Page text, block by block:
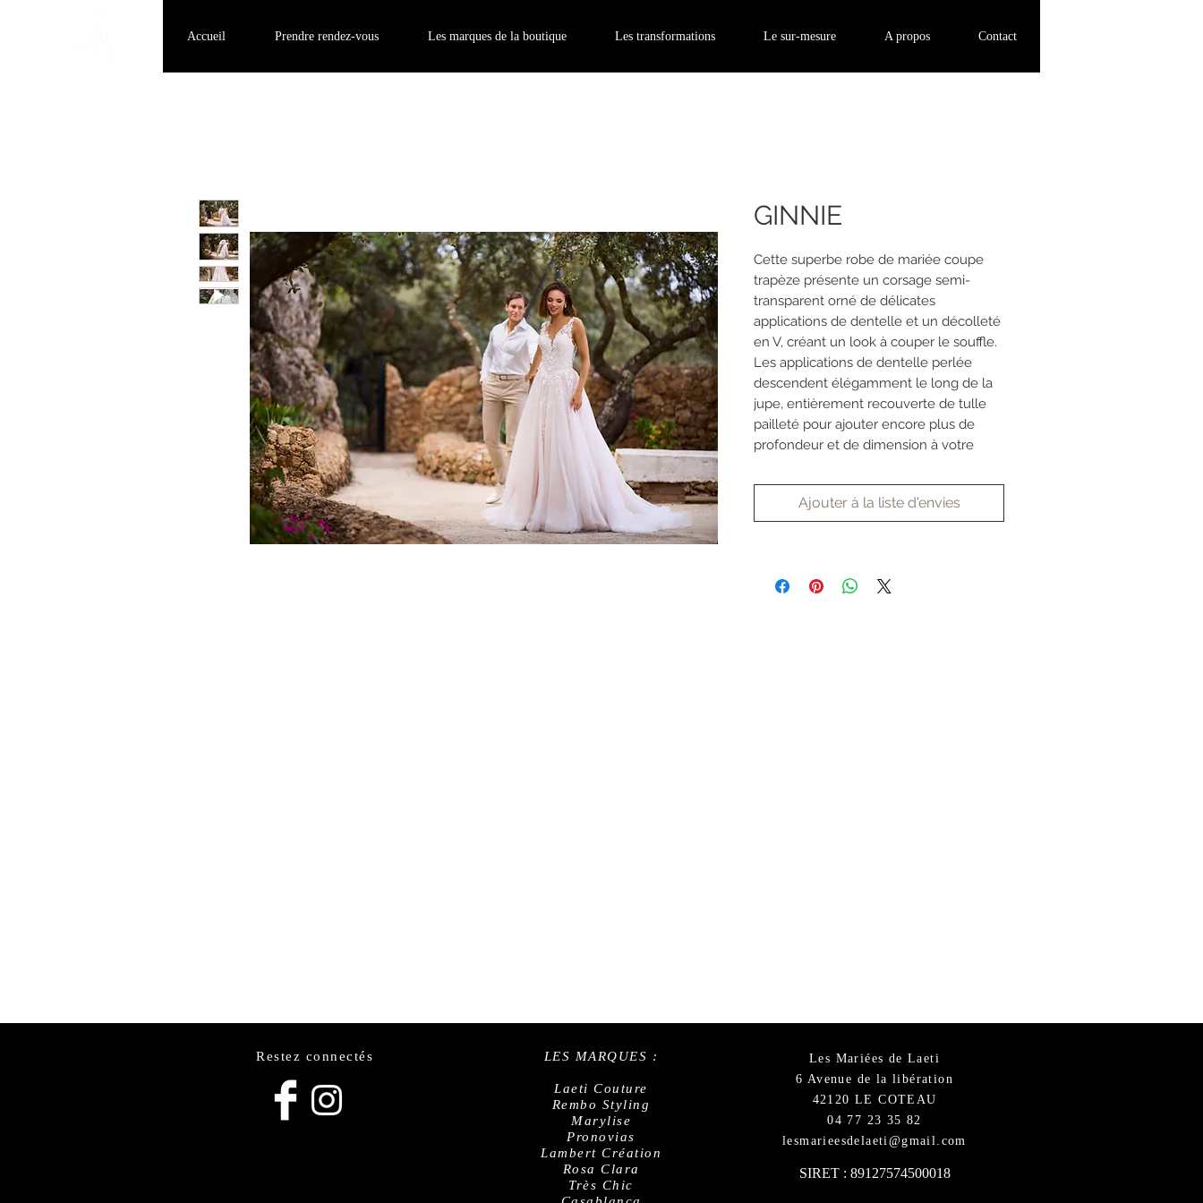
Accueil Prendre rendez-vous Les marques de la boutique Les transformations Le sur-mesure A propos Contact
GINNIE
Cette superbe robe de mariée coupe
trapèze présente un corsage semi-
transparent orné de délicates
applications de dentelle et un décolleté
en V, créant un look à couper le souffle.
Les applications de dentelle perlée
descendent élégamment le long de la
jupe, entièrement recouverte de tulle
pailleté pour ajouter encore plus de
profondeur et de dimension à votre
Elle s'adaptera parfaitement à votre
morphologie grâce au service sur-
tarif.
Ajouter à la liste d'envies
Restez connectés LES MARQUES :
Laeti Couture
Rembo Styling
Marylise
Pronovias
Lambert Création
Rosa Clara
Très Chic
Les Mariées de Laeti
6 Avenue de la libération
42120 LE COTEAU
04 77 23 35 82
lesmarieesdelaeti@gmail.com
SIRET : 89127574500018